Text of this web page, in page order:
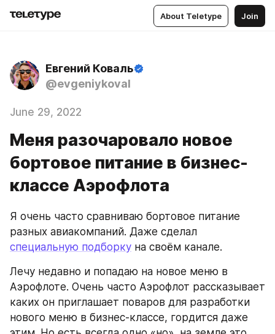
About Teletype Join
Евгений Коваль
@evgeniykoval
June 29, 2022
Меня разочаровало новое
бортовое питание в бизнес-
классе Аэрофлота
Я очень часто сравниваю бортовое питание
специальную подборку на своём канале.
Лечу недавно и попадаю на новое меню в
Аэрофлоте. Очень часто Аэрофлот рассказывает
каких он приглашает поваров для разработки
нового меню в бизнес-классе, гордится даже